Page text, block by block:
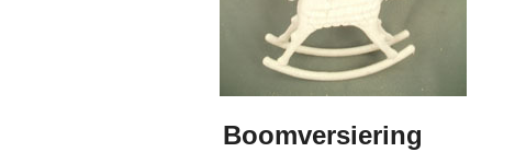
Boomversiering